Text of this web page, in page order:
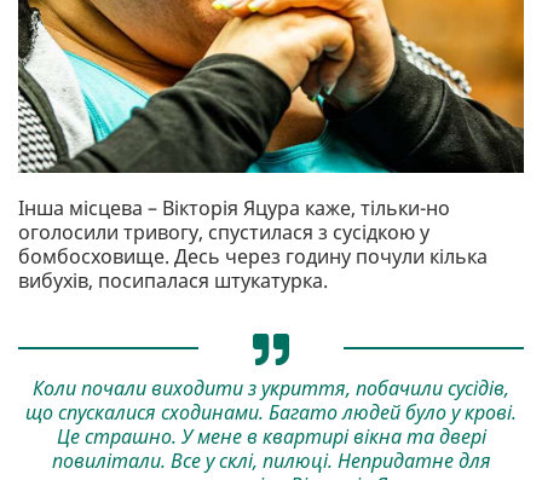
Інша місцева – Вікторія Яцура каже, тільки-но
оголосили тривогу, спустилася з сусідкою у
бомбосховище. Десь через годину почули кілька
вибухів, посипалася штукатурка.
Коли почали виходити з укриття, побачили сусідів,
що спускалися сходинами. Багато людей було у крові.
Це страшно. У мене в квартирі вікна та двері
повилітали. Все у склі, пилюці. Непридатне для